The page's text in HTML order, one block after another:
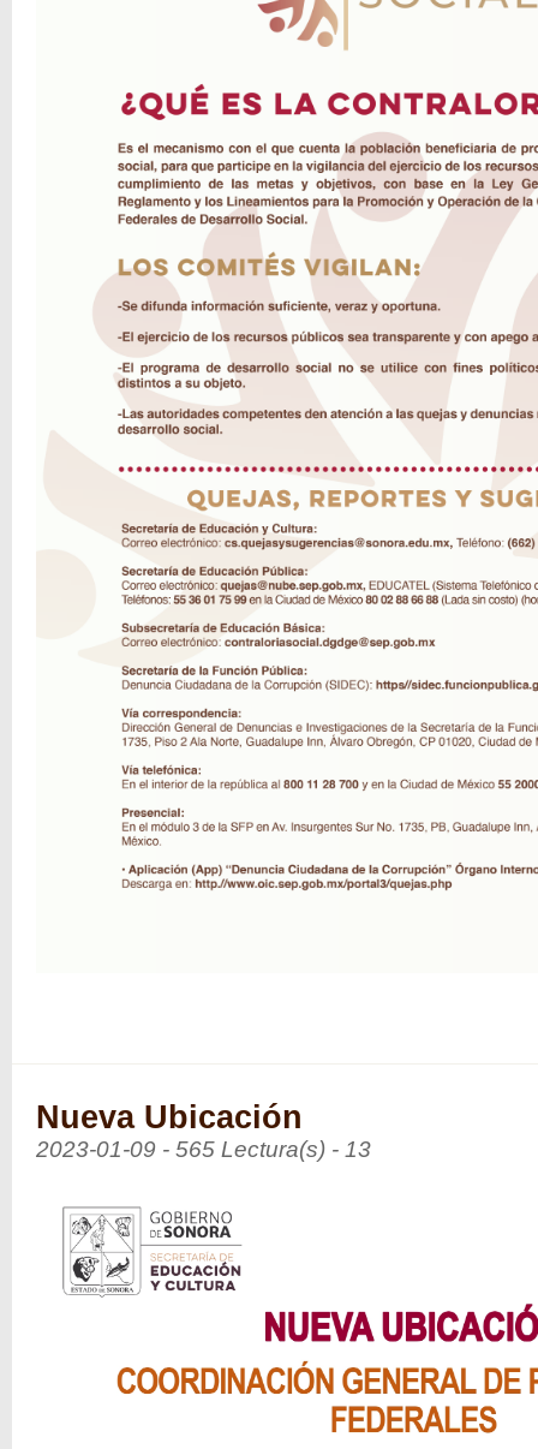
Nueva Ubicación
2023-01-09 - 565 Lectura(s) - 13